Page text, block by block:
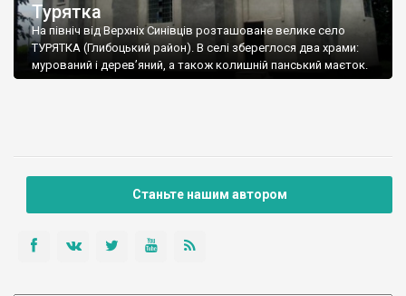
Турятка
На північ від Верхніх Синівців розташоване велике село
ТУРЯТКА (Глибоцький район). В селі збереглося два храми:
мурований і дерев’яний, а також колишній панський маєток.
Станьте нашим автором